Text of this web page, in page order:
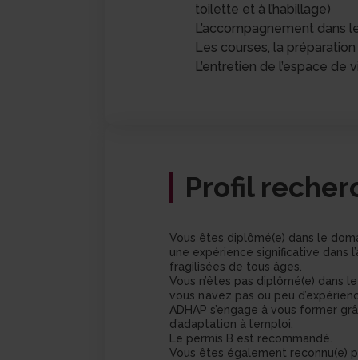
toilette et à l’habillage)
L’accompagnement dans
Les courses, la
L’entretien de l’espace de
Profil
Vous êtes diplômé(e) dans le
une expérience significative dans
fragilisées de tous âges.
Vous n’êtes pas diplômé(e) dans
vous n’avez pas ou peu
ADHAP s’engage à vous former
d’adaptation à l’emploi.
Le permis B est recommandé.
Vous êtes également reconnu(e)